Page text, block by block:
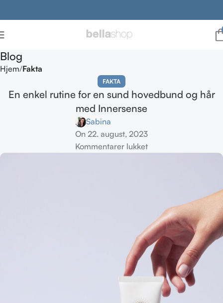
Blog
Hjem Fakta
FAKTA
En enkel rutine for en sund hovedbund og hår
med Innersense
Sabina
On 22. august, 2023
Kommentarer lukket